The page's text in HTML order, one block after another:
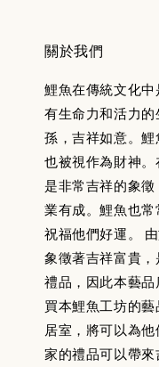
關於我們
鯉魚在傳統文化
有生命力和活力
孫，吉祥如意。
也被視作為財神。
是非常吉祥的象
業有成。鯉魚也
祝福他們好運。
象徵著吉祥富貴
禮品，因此本藝
買本鯉魚工坊的
居室，將可以為
家的禮品可以帶來